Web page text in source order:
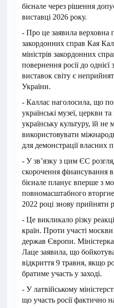
бієнале через рішення
виставці 2026 року.
- Про це заявила верховна
закордонних справ Кая
міністрів закордонних
повернення росії до
виставок світу є
України.
- Каллас наголосила, що
українські музеї, церкви
українську культуру, їй не
використовувати
для демонстрації власних
- У зв’язку з цим ЄС
скорочення фінансування
бієнале планує вперше з
повномасштабного
2022 році знову прийняти
- Це викликало різку
країн. Проти участі
держав Європи.
Лаце заявила, що
відкриття 9 травня, якщо
братиме участь у заході.
- У латвійському
що участь росії фактично